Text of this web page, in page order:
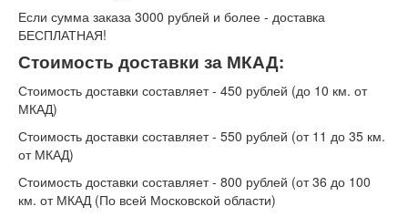
Если сумма заказа 3000 рублей и более - доставка
БЕСПЛАТНАЯ!
Стоимость доставки за МКАД:
Стоимость доставки составляет - 450 рублей (до 10 км. от
МКАД)
Стоимость доставки составляет - 550 рублей (от 11 до 35 км.
от МКАД)
Стоимость доставки составляет - 800 рублей (от 36 до 100
км. от МКАД (По всей Московской области)